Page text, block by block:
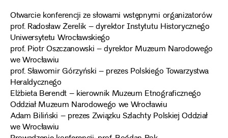
Otwarcie konferencji ze słowami wstępnymi organizatorów
prof. Radosław Żerelik – dyrektor Instytutu Historycznego
Uniwersytetu Wrocławskiego
prof. Piotr Oszczanowski – dyrektor Muzeum Narodowego
we Wrocławiu
prof. Sławomir Górzyński – prezes Polskiego Towarzystwa
Heraldycznego
Elżbieta Berendt – kierownik Muzeum Etnograficznego
Oddział Muzeum Narodowego we Wrocławiu
Adam Biliński – prezes Związku Szlachty Polskiej Oddział
we Wrocławiu